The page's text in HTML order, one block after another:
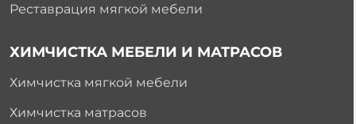
Реставрация мягкой мебели
ХИМЧИСТКА МЕБЕЛИ И МАТРАСОВ
Химчистка мягкой мебели
Химчистка матрасов